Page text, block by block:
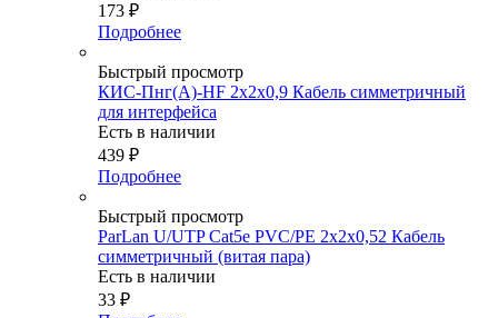
173 ₽
Подробнее
Быстрый просмотр
КИС-Пнг(А)-HF 2х2х0,9 Кабель симметричный
для интерфейса
Есть в наличии
439 ₽
Подробнее
Быстрый просмотр
ParLan U/UTP Cat5e PVC/PE 2х2х0,52 Кабель
симметричный (витая пара)
Есть в наличии
33 ₽